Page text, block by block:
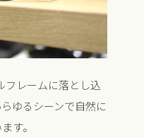
フレームに落とし込
ゆるシーンで自然に
す。